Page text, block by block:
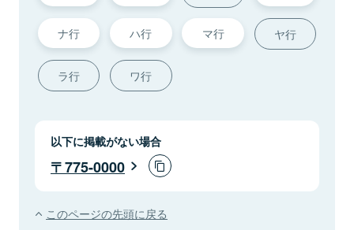
ナ行 ハ行 マ行 ヤ行
ラ行 ワ行
以下に掲載がない場合
775-0000
このページの先頭に戻る